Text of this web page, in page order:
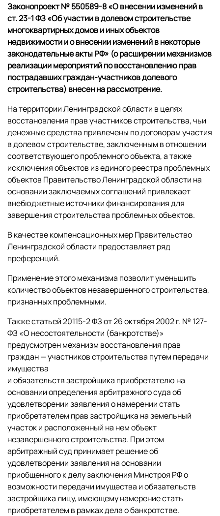
Законопроект № 550589-8 «О внесении изменений в
ст. 23-1 ФЗ «Об участии в долевом строительстве
многоквартирных домов и иных объектов
недвижимости и о внесении изменений в некоторые
законодательные акты РФ» (о расширении механизмов
реализации мероприятий по восстановлению прав
пострадавших граждан-участников долевого
строительства) внесен на рассмотрение.
На территории Ленинградской области в целях
восстановления прав участников строительства, чьи
денежные средства привлечены по договорам участия
в долевом строительстве, заключенным в отношении
соответствующего проблемного объекта, а также
исключения объектов из единого реестра проблемных
объектов Правительство Ленинградской области на
основании заключаемых соглашений привлекает
внебюджетные источники финансирования для
завершения строительства проблемных объектов.
В качестве компенсационных мер Правительство
Ленинградской области предоставляет ряд
преференций.
Применение этого механизма позволит уменьшить
количество объектов незавершенного строительства,
признанных проблемными.
Также статьей 20115-2 ФЗ от 26 октября 2002 г. № 127-
ФЗ «О несостоятельности (банкротстве)»
предусмотрен механизм восстановления прав
граждан — участников строительства путем передачи
имущества
и обязательств застройщика приобретателю на
основании определения арбитражного суда об
удовлетворении заявления о намерении стать
приобретателем прав застройщика на земельный
участок и расположенный на нем объект
незавершенного строительства. При этом
арбитражный суд принимает решение об
удовлетворении заявления на основании
приобщенного к делу заключения Минстроя РФ о
возможности передачи имущества и обязательств
застройщика лицу, имеющему намерение стать
приобретателем в рамках дела о банкротстве.